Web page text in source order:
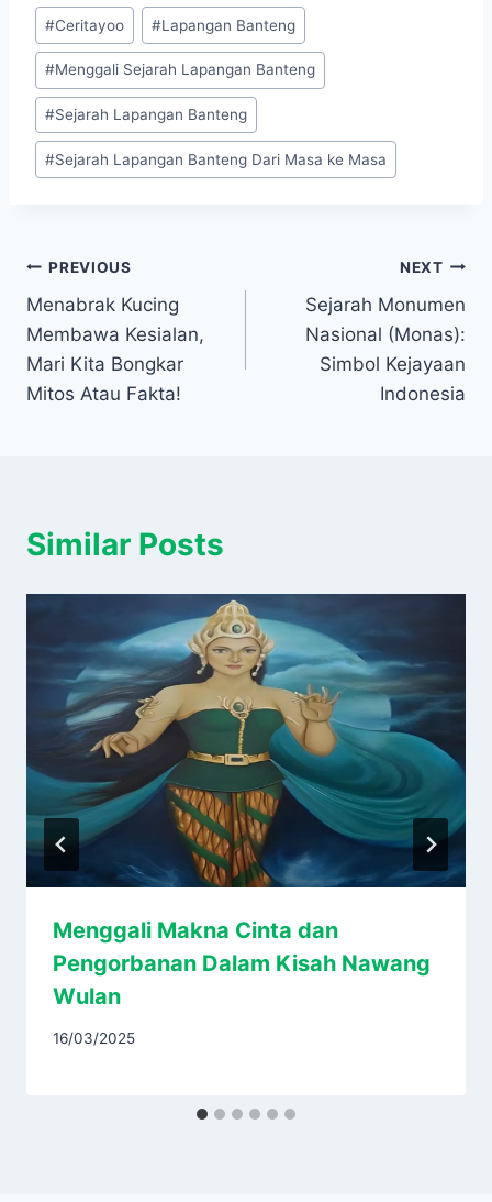
Post
Tags:
#Ceritayoo #Lapangan Banteng
#Menggali Sejarah Lapangan Banteng
#Sejarah Lapangan Banteng
#Sejarah Lapangan Banteng Dari Masa ke Masa
Navigasi
pos
PREVIOUS
Menabrak Kucing
Membawa Kesialan,
Mari Kita Bongkar
Mitos Atau Fakta!
NEXT
Sejarah Monumen
Nasional (Monas):
Simbol Kejayaan
Indonesia
Similar Posts
Menggali Makna Cinta dan
Pengorbanan Dalam Kisah Nawang
Wulan
16/03/2025